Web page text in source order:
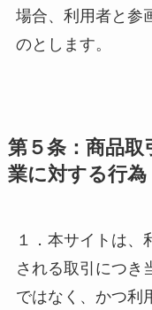
場合、利用者と参
のとします。
第５条：商品取
業に対する行為
１．本サイトは、
される取引につき
ではなく、かつ利